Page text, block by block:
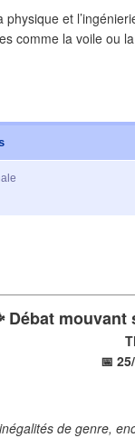
et
comme la voile ou la
mouvant
📅
de genre,